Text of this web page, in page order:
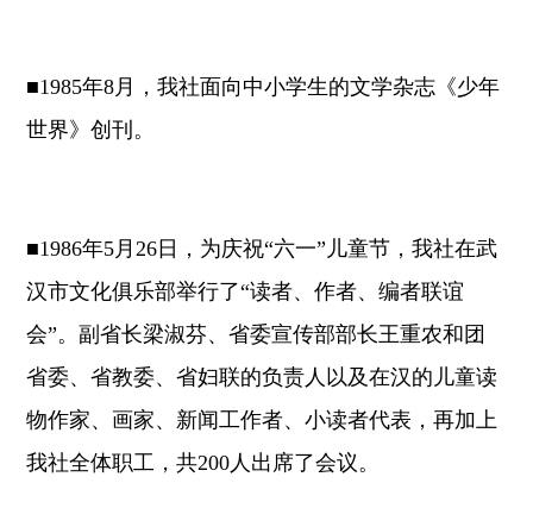
■1985年8月，我社面向中小学生的文学杂志《少年
世界》创刊。
■1986年5月26日，为庆祝“六一”儿童节，我社在武
汉市文化俱乐部举行了“读者、作者、编者联谊
会”。副省长梁淑芬、省委宣传部部长王重农和团
省委、省教委、省妇联的负责人以及在汉的儿童读
物作家、画家、新闻工作者、小读者代表，再加上
我社全体职工，共200人出席了会议。